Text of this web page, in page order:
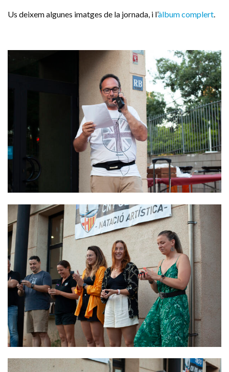
Us deixem algunes imatges de la jornada, i l’àlbum complert